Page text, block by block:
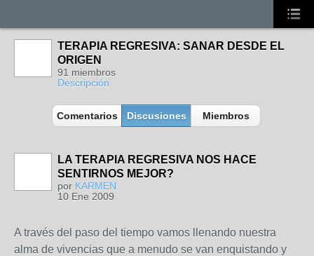
TERAPIA REGRESIVA: SANAR DESDE EL
ORIGEN
91 miembros
Descripción
Comentarios Discusiones Miembros
LA TERAPIA REGRESIVA NOS HACE
SENTIRNOS MEJOR?
por KARMEN
10 Ene 2009
A través del paso del tiempo vamos llenando nuestra
alma de vivencias que a menudo se van enquistando y